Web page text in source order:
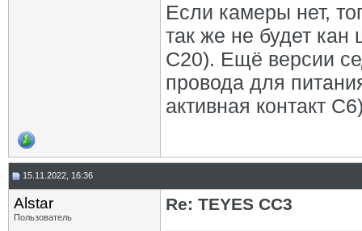
Если камеры нет,
так же не будет кан
С20). Ещё версии
провода для
активная контакт
15.11.2022, 16:36
Alstar
Пользователь
Re: TEYES CC3